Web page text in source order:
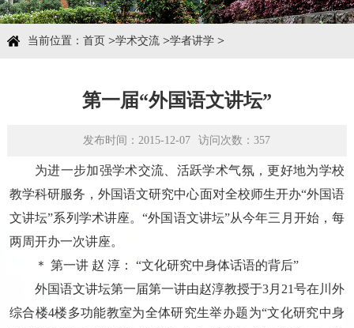
学术交流
当前位置： 首页>学术交流>学者讲学>
第一届“外国语文讲坛”
发布时间：2015-12-07 访问次数：357
为进一步加强学术交流、活跃学术气氛，更好地为学校
教学科研服务，外国语文研究中心面对全校师生开办“外国语
文讲坛”系列学术讲座。“外国语文讲坛”从今年三月开始，每
两周开办一次讲座。
＊ 第一讲 赵 淳： “文化研究中身体话语的背后”
外国语文讲坛第一届第一讲由赵淳教授于3月21号在川外
综合楼4楼多功能教室为全体研究生举办题为“文化研究中身